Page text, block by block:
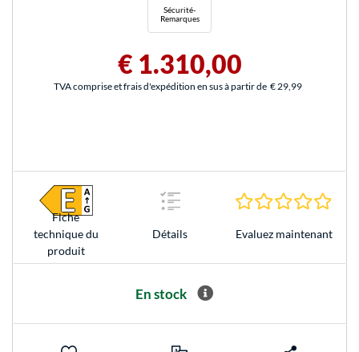
Sécurité-
Remarques
€ 1.310,00
TVA comprise et frais d'expédition en sus à partir de € 29,99
Fiche
technique du
produit
Détails Evaluez maintenant
En stock